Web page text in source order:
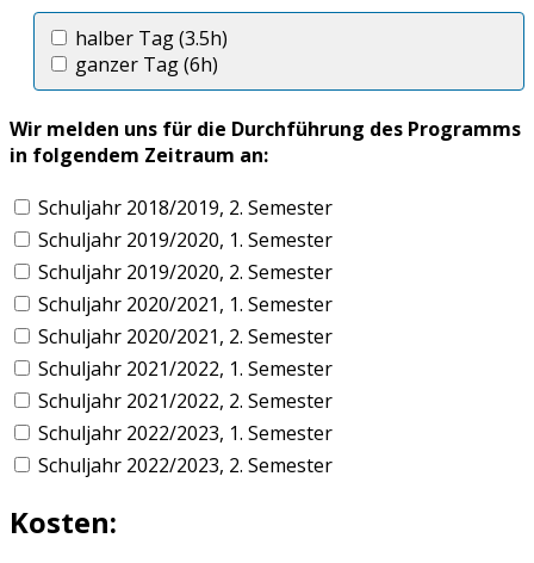
halber Tag (3.5h)
ganzer Tag (6h)
Wir melden uns für die Durchführung des Programms
in folgendem Zeitraum an:
Schuljahr 2018/2019, 2. Semester
Schuljahr 2019/2020, 1. Semester
Schuljahr 2019/2020, 2. Semester
Schuljahr 2020/2021, 1. Semester
Schuljahr 2020/2021, 2. Semester
Schuljahr 2021/2022, 1. Semester
Schuljahr 2021/2022, 2. Semester
Schuljahr 2022/2023, 1. Semester
Schuljahr 2022/2023, 2. Semester
Kosten: